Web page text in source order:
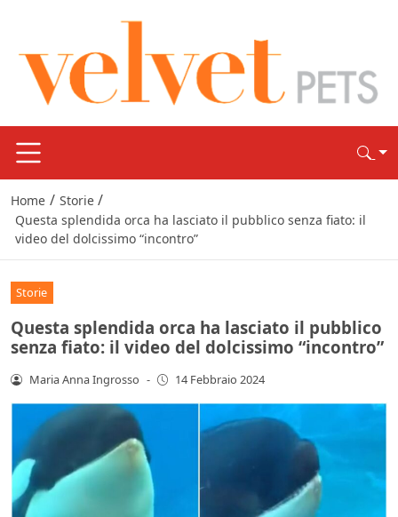
Home / Storie /
Questa splendida orca ha lasciato il pubblico senza fiato: il
video del dolcissimo “incontro”
Storie
Questa splendida orca ha lasciato il pubblico
senza fiato: il video del dolcissimo “incontro”
Maria Anna Ingrosso - 14 Febbraio 2024